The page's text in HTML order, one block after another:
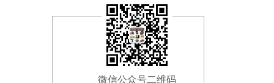
微信公众号二维码